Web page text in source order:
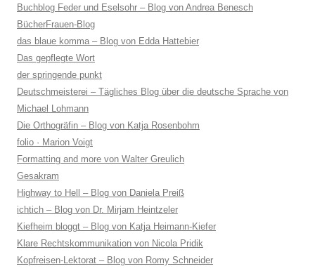
Buchblog Feder und Eselsohr – Blog von Andrea Benesch
BücherFrauen-Blog
das blaue komma – Blog von Edda Hattebier
Das gepflegte Wort
der springende punkt
Deutschmeisterei – Tägliches Blog über die deutsche Sprache von
Michael Lohmann
Die Orthogräfin – Blog von Katja Rosenbohm
folio · Marion Voigt
Formatting and more von Walter Greulich
Gesakram
Highway to Hell – Blog von Daniela Preiß
ichtich – Blog von Dr. Mirjam Heintzeler
Kiefheim bloggt – Blog von Katja Heimann-Kiefer
Klare Rechtskommunikation von Nicola Pridik
Kopfreisen-Lektorat – Blog von Romy Schneider